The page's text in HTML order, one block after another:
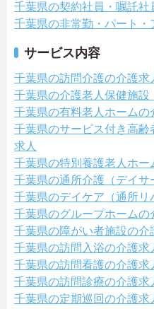
千葉県の契約社員・嘱託社
千葉県の非常勤・パート・
サービス内容
千葉県の訪問介護の介護求
千葉県の介護老人保健施設
千葉県の有料老人ホームの
千葉県のサービス付き高
求人
千葉県の特別養護老人ホー
千葉県の通所介護（デイサ
千葉県のデイケア（通所リ
千葉県のグループホームの
千葉県の障がい者施設の介
千葉県の訪問入浴の介護求
千葉県の訪問看護の介護求
千葉県の訪問診療の介護求
千葉県の定期巡回の介護求